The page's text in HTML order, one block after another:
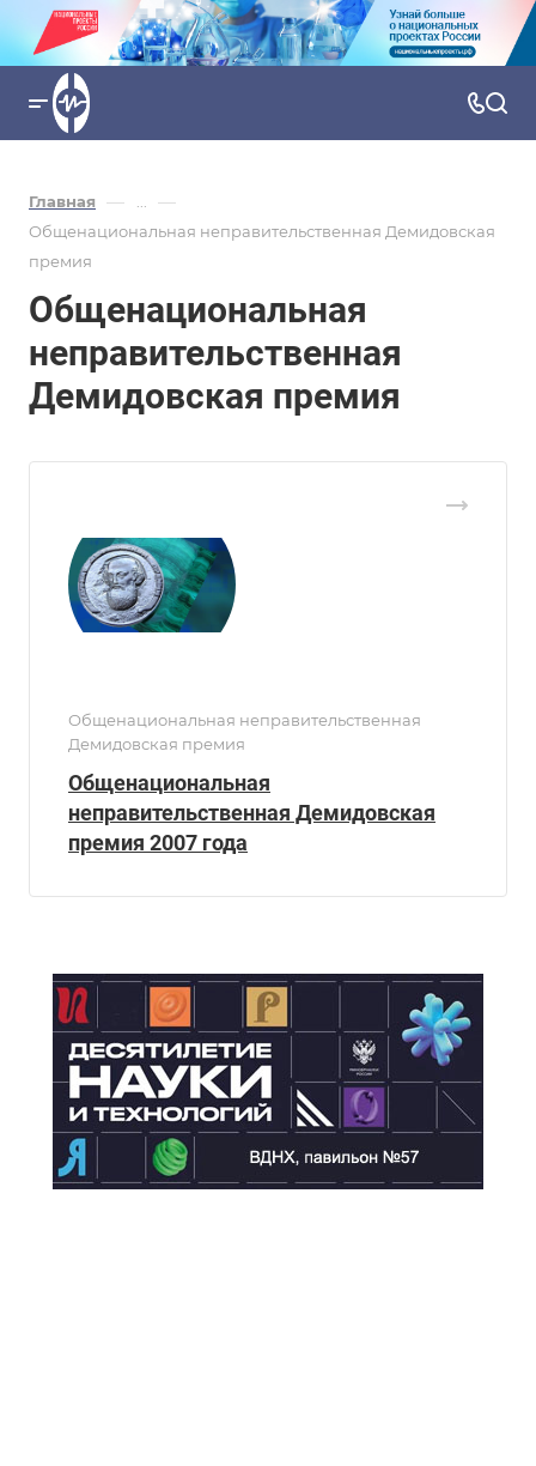
Главная — ... —
Общенациональная неправительственная Демидовская
премия
Общенациональная
неправительственная
Демидовская премия
Общенациональная неправительственная
Демидовская премия
Общенациональная
неправительственная Демидовская
премия 2007 года